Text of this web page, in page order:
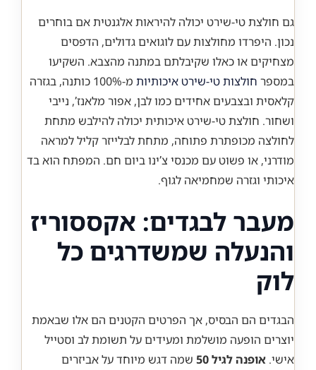
גם חולצת טי-שירט יכולה להיראות אלגנטית אם בוחרים
נכון. היפרדו מחולצות עם לוגואים גדולים, הדפסים
מצחיקים או כאלו שקיבלתם במתנה מהצבא. השקיעו
במספר חולצות טי-שירט איכותיות
מ-100% כותנה, בגזרה
קלאסית ובצבעים אחידים כמו לבן, אפור מלאנז’, נייבי
ושחור. חולצת טי-שירט איכותית יכולה להילבש מתחת
לחולצה מכופתרת פתוחה, מתחת לבלייזר קליל למראה
מודרני, או פשוט עם מכנסי צ’ינו ביום חם. המפתח הוא בד
איכותי וגזרה שמחמיאה לגוף.
מעבר לבגדים: אקססוריז
והנעלה שמשדרגים כל
לוק
הבגדים הם הבסיס, אך הפרטים הקטנים הם אלו שבאמת
יוצרים הופעה מושלמת ומעידים על תשומת לב וסטייל
אישי. אופנה לגיל 50
שמה דגש מיוחד על אביזרים